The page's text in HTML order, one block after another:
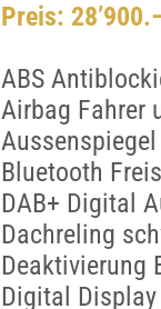
Preis:
ABS
Airbag Fahrer
Bluetooth
DAB+ Digital
Dachreling
Deaktivierung
Digital